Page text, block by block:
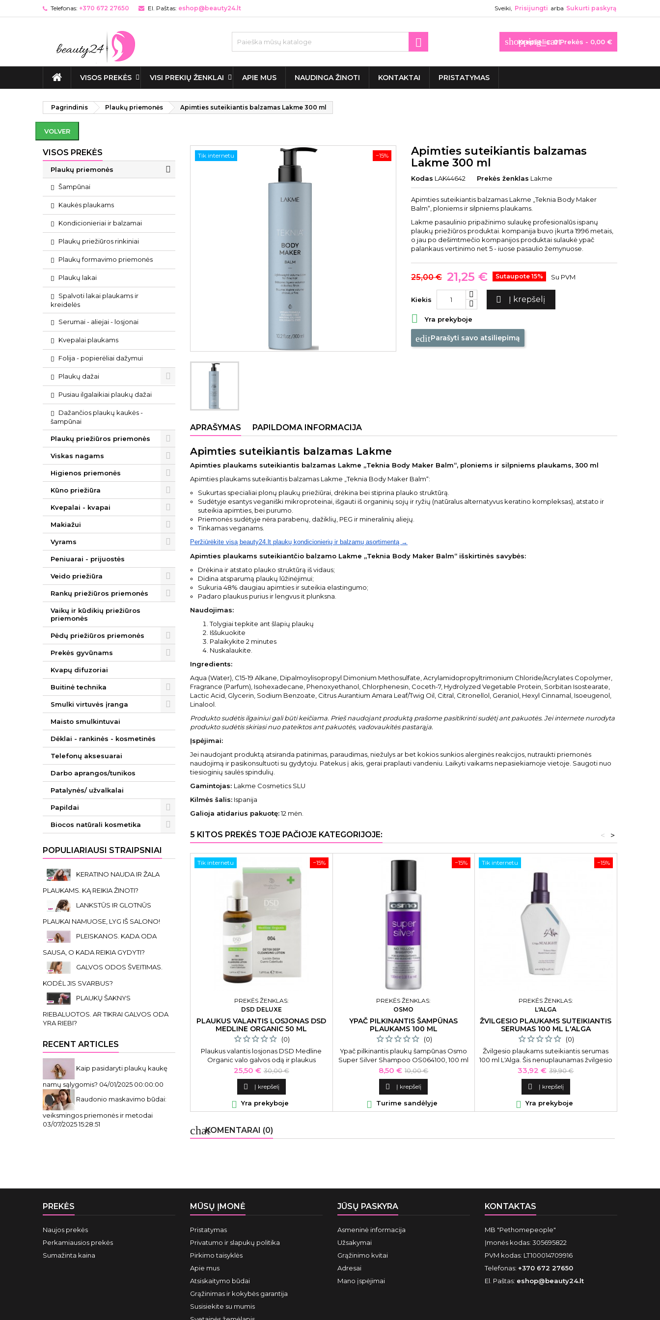
Telefonas: +370 672 27650 El. Paštas: eshop@beauty24.lt Sveiki, Prisijungti arba Sukurti paskyrą
shopping_cart
Krepšelis: 0Prekės - 0,00 €

VISOS PREKĖS VISI PREKIŲ ŽENKLAI APIE MUS NAUDINGA ŽINOTI KONTAKTAI PRISTATYMAS
Pagrindinis Plaukų priemonės Apimties suteikiantis balzamas Lakme 300 ml
VOLVER
VISOS PREKĖS
Plaukų priemonės
Šampūnai
Kaukės plaukams
Kondicionieriai ir balzamai
Plaukų priežiūros rinkiniai
Plaukų formavimo priemonės
Plaukų lakai
Spalvoti lakai plaukams ir
kreidelės
Serumai - aliejai - losjonai
Kvepalai plaukams
Folija - popierėliai dažymui
Plaukų dažai
Pusiau ilgalaikiai plaukų dažai
Dažančios plaukų kaukės -
šampūnai
Plaukų priežiūros priemonės
Viskas nagams
Higienos priemonės
Kūno priežiūra
Kvepalai - kvapai
Makiažui
Vyrams
Peniuarai - prijuostės
Veido priežiūra
Rankų priežiūros priemonės
Vaikų ir kūdikių priežiūros
priemonės
Pėdų priežiūros priemonės
Prekės gyvūnams
Kvapų difuzoriai
Buitinė technika
Smulki virtuvės įranga
Maisto smulkintuvai
Dėklai - rankinės - kosmetinės
Telefonų aksesuarai
Darbo aprangos/tunikos
Patalynės/ užvalkalai
Papildai
Biocos natūrali kosmetika
POPULIARIAUSI STRAIPSNIAI
KERATINO NAUDA IR ŽALA
PLAUKAMS. KĄ REIKIA ŽINOTI?
LANKSTŪS IR GLOTNŪS
PLAUKAI NAMUOSE, LYG IŠ SALONO!
PLEISKANOS. KADA ODA
SAUSA, O KADA REIKIA GYDYTI?
GALVOS ODOS ŠVEITIMAS.
KODĖL JIS SVARBUS?
PLAUKŲ ŠAKNYS
RIEBALUOTOS. AR TIKRAI GALVOS ODA
YRA RIEBI?
RECENT ARTICLES
Kaip pasidaryti plaukų kaukę
namų sąlygomis? 04/01/2025 00:00:00
Raudonio maskavimo būdai:
veiksmingos priemonės ir metodai
03/07/2025 15:28:51
−15%
Tik internetu
Apimties suteikiantis balzamas
Lakme 300 ml
Kodas LAK44642 Prekės ženklas Lakme
Apimties suteikiantis balzamas Lakme „Teknia Body Maker
Balm“, ploniems ir silpniems plaukams.
Lakme pasaulinio pripažinimo sulaukę profesionalūs ispanų
plaukų priežiūros produktai. kompanija buvo įkurta 1996 metais,
o jau po dešimtmečio kompanijos produktai sulaukė ypač
palankaus vertinimo net 5 - iuose pasaulio žemynuose.
25,00 € 21,25 € Sutaupote 15% Su PVM
Kiekis  Į krepšelį
 Yra prekyboje
editParašyti savo atsiliepimą
APRAŠYMAS PAPILDOMA INFORMACIJA
Apimties suteikiantis balzamas Lakme
Apimties plaukams suteikiantis balzamas Lakme „Teknia Body Maker Balm“, ploniems ir silpniems plaukams, 300 ml
Apimties plaukams suteikiantis balzamas Lakme „Teknia Body Maker Balm“:
Sukurtas specialiai plonų plaukų priežiūrai, drėkina bei stiprina plauko struktūrą.
Sudėtyje esantys veganiški mikroproteinai, išgauti iš organinių sojų ir ryžių (natūralus alternatyvus keratino kompleksas), atstato ir
suteikia apimties, bei purumo.
Priemonės sudėtyje nėra parabenų, dažiklių, PEG ir mineralinių aliejų.
Tinkamas veganams.
Peržiūrėkite visą beauty24.lt plaukų kondicionierių ir balzamų asortimentą →
Apimties plaukams suteikiantčio balzamo Lakme „Teknia Body Maker Balm“ išskirtinės savybės:
Drėkina ir atstato plauko struktūrą iš vidaus;
Didina atsparumą plaukų lūžinėjimui;
Sukuria 48% daugiau apimties ir suteikia elastingumo;
Padaro plaukus purius ir lengvus it plunksna.
Naudojimas:
Tolygiai tepkite ant šlapių plaukų
Iššukuokite
Palaikykite 2 minutes
Nuskalaukite.
Ingredients:
Aqua (Water), C15-19 Alkane, Dipalmoylisopropyl Dimonium Methosulfate, Acrylamidopropyltrimonium Chloride/Acrylates Copolymer,
Fragrance (Parfum), Isohexadecane, Phenoxyethanol, Chlorphenesin, Coceth-7, Hydrolyzed Vegetable Protein, Sorbitan Isostearate,
Lactic Acid, Glycerin, Sodium Benzoate, Citrus Aurantium Amara Leaf/Twig Oil, Citral, Citronellol, Geraniol, Hexyl Cinnamal, Isoeugenol,
Linalool.
Produkto sudėtis ilgainiui gali būti keičiama. Prieš naudojant produktą prašome pasitikrinti sudėtį ant pakuotės. Jei internete nurodyta
produkto sudėtis skiriasi nuo pateiktos ant pakuotės, vadovaukitės pastarąja.
Įspėjimai:
Jei naudojant produktą atsiranda patinimas, paraudimas, niežulys ar bet kokios sunkios alerginės reakcijos, nutraukti priemonės
naudojimą ir pasikonsultuoti su gydytoju. Patekus į akis, gerai praplauti vandeniu. Laikyti vaikams nepasiekiamoje vietoje. Saugoti nuo
tiesioginių saulės spindulių.
Gamintojas: Lakme Cosmetics SLU
Kilmės šalis: Ispanija
Galioja atidarius pakuotę:12 mėn.
5 KITOS PREKĖS TOJE PAČIOJE KATEGORIJOJE: >
<
−15%
Tik internetu
PREKĖS ŽENKLAS:
DSD DELUXE
PLAUKUS VALANTIS LOSJONAS DSD
MEDLINE ORGANIC 50 ML
(0)
Plaukus valantis losjonas DSD Medline
Organic valo galvos odą ir plaukus
pašalindamas toksines medžiagas, saugo
nuo pleiskanų.
Kaina
25,50 € Bazinė
kaina
30,00 €
 Į krepšelį
 Yra prekyboje
−15%
PREKĖS ŽENKLAS:
OSMO
YPAČ PILKINANTIS ŠAMPŪNAS
PLAUKAMS 100 ML
(0)
Ypač pilkinantis plaukų šampūnas Osmo
Super Silver Shampoo OS064100, 100 ml
Kaina
8,50 € Bazinė
kaina
10,00 €
 Į krepšelį
 Turime sandėlyje
−15%
Tik internetu
PREKĖS ŽENKLAS:
L'ALGA
ŽVILGESIO PLAUKAMS SUTEIKIANTIS
SERUMAS 100 ML L'ALGA
(0)
Žvilgesio plaukams suteikiantis serumas
100 ml L'Alga. Šis nenuplaunamas žvilgesio
plaukams suteikiantis serumas skirtas visų
tipų ploniems plaukams. Lengvos
konsistencijos, didina plaukų apimtį jų
neapsunkindamas ir neleisdamas šiauštis.
Kaina
33,92 € Bazinė
kaina
39,90 €
 Į krepšelį
 Yra prekyboje
chatKOMENTARAI (0)
PREKĖS
Naujos prekės
Perkamiausios prekės
Sumažinta kaina
MŪSŲ ĮMONĖ
Pristatymas
Privatumo ir slapukų politika
Pirkimo taisyklės
Apie mus
Atsiskaitymo būdai
Grąžinimas ir kokybės garantija
Susisiekite su mumis
JŪSŲ PASKYRA
Asmeninė informacija
Užsakymai
Grąžinimo kvitai
Adresai
Mano įspėjimai
KONTAKTAS
MB "Pethomepeople"
Įmonės kodas: 305695822
PVM kodas: LT100014709916
Telefonas: +370 672 27650
El. Paštas: eshop@beauty24.lt